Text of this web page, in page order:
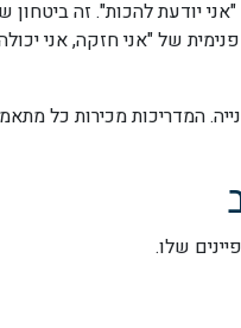
יודעת להכות". זה
של "אני חזקה, אני
המדריכות מכירות כל